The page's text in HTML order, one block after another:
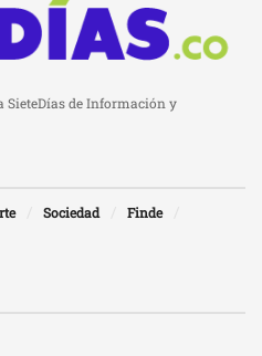
SieteDías de Información y
Sociedad
Finde